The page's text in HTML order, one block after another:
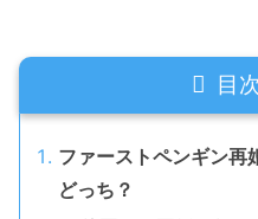
目次
ファーストペンギン再
どっち？